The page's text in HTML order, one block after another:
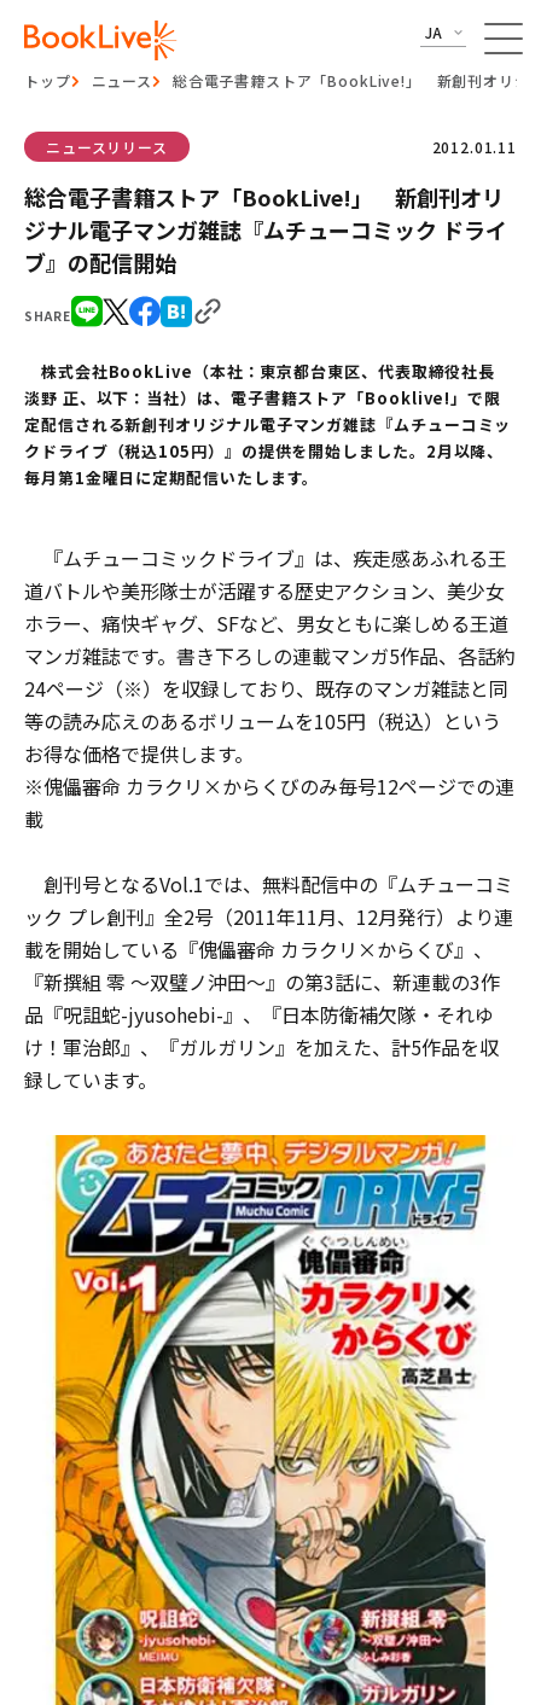
JA
トップ ニュース 総合電子書籍ストア「BookLive!」 新創刊オリジ
SHARE
ニュースリリース 2012.01.11
総合電子書籍ストア「BookLive!」 新創刊オリ
ジナル電子マンガ雑誌『ムチューコミック ドライ
ブ』の配信開始
株式会社BookLive（本社：東京都台東区、代表取締役社長
淡野 正、以下：当社）は、電子書籍ストア「Booklive!」で限
定配信される新創刊オリジナル電子マンガ雑誌『ムチューコミッ
クドライブ（税込105円）』の提供を開始しました。2月以降、
毎月第1金曜日に定期配信いたします。
『ムチューコミックドライブ』は、疾走感あふれる王
道バトルや美形隊士が活躍する歴史アクション、美少女
ホラー、痛快ギャグ、SFなど、男女ともに楽しめる王道
マンガ雑誌です。書き下ろしの連載マンガ5作品、各話約
24ページ（※）を収録しており、既存のマンガ雑誌と同
等の読み応えのあるボリュームを105円（税込）という
お得な価格で提供します。
※傀儡審命 カラクリ×からくびのみ毎号12ページでの連
載
創刊号となるVol.1では、無料配信中の『ムチューコミ
ック プレ創刊』全2号（2011年11月、12月発行）より連
載を開始している『傀儡審命 カラクリ×からくび』、
『新撰組 零 ～双璧ノ沖田～』の第3話に、新連載の3作
品『呪詛蛇-jyusohebi-』、『日本防衛補欠隊・それゆ
け！軍治郎』、『ガルガリン』を加えた、計5作品を収
録しています。